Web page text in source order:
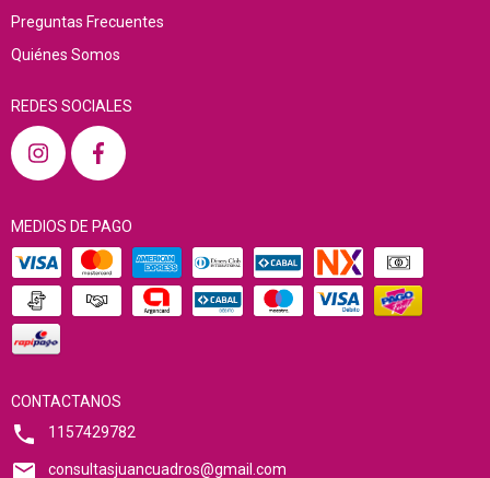
Preguntas Frecuentes
Quiénes Somos
REDES SOCIALES
MEDIOS DE PAGO
CONTACTANOS
1157429782
consultasjuancuadros@gmail.com